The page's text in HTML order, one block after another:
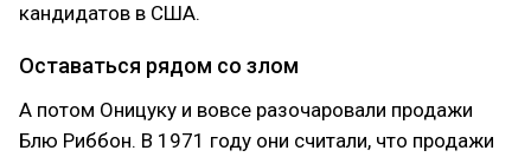
кандидатов в США.
Оставаться рядом со злом
А потом Оницуку и вовсе разочаровали продажи
Блю Риббон. В 1971 году они считали, что продажи